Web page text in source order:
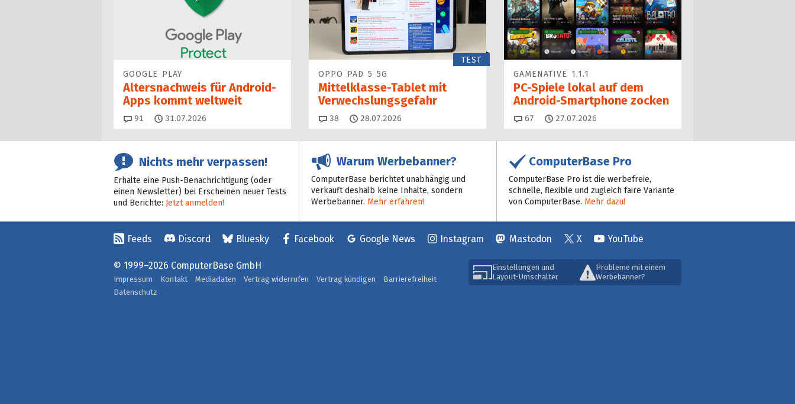
GOOGLE PLAY
Altersnachweis für Android-
Apps kommt weltweit
91 Kommentare
31.07.2026
TEST
OPPO PAD 5 5G
Mittelklasse-Tablet mit
Verwechslungsgefahr
38 Kommentare
28.07.2026
GAMENATIVE 1.1.1
PC-Spiele lokal auf dem
Android-Smartphone zocken
67 Kommentare
27.07.2026
Nichts mehr verpassen!
Erhalte eine Push-Benachrichtigung (oder
einen Newsletter) bei Erscheinen neuer Tests
und Berichte: Jetzt anmelden!
Warum Werbebanner?
ComputerBase berichtet unabhängig und
verkauft deshalb keine Inhalte, sondern
Werbebanner. Mehr erfahren!
ComputerBase Pro
ComputerBase Pro ist die werbefreie,
schnelle, flexible und zugleich faire Variante
von ComputerBase. Mehr dazu!
Feeds Discord Bluesky Facebook Google News Instagram Mastodon X YouTube
Einstellungen und
Layout-Umschalter
Probleme mit einem
Werbebanner?
© 1999–2026 ComputerBase GmbH
Impressum Kontakt Mediadaten Vertrag widerrufen Vertrag kündigen
Barrierefreiheit
Datenschutz